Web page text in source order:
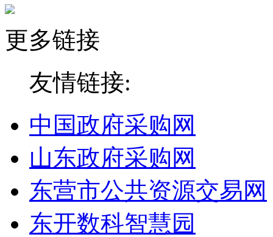
更多链接
友情链接:
中国政府采购网
山东政府采购网
东营市公共资源交易网
东开数科智慧园